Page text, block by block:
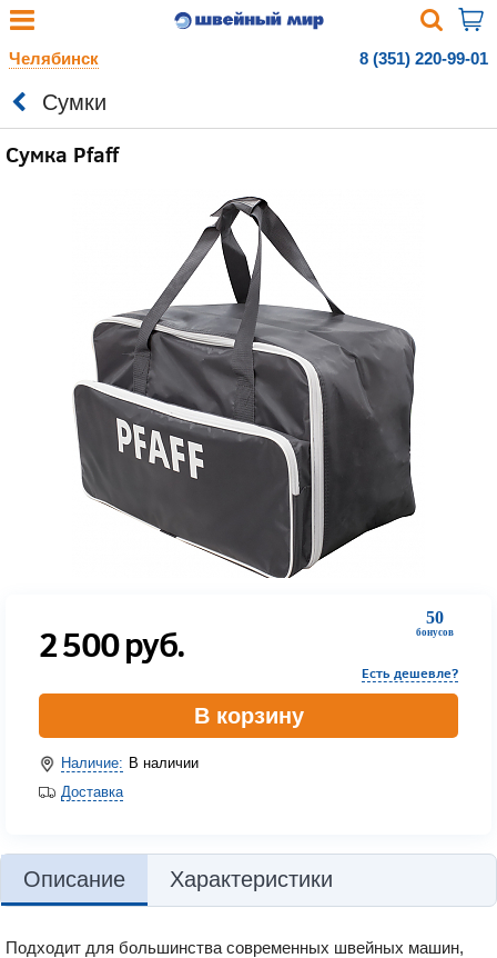
Челябинск 8 (351) 220-99-01
Сумки
Сумка Pfaff
50
бонусов
2 500руб.
Есть дешевле?
В корзину
Наличие: В наличии
Доставка
Описание Характеристики
Подходит для большинства современных швейных машин,